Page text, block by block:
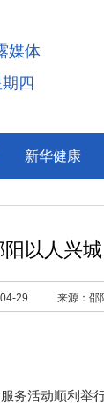
媒体
四
新华健康
以人兴
29 来源：邵
活动顺利举